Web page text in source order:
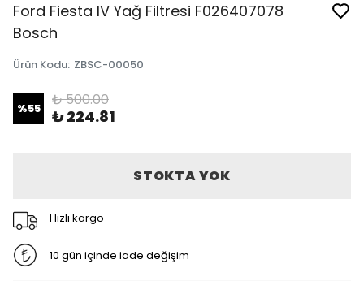
Ford Fiesta IV Yağ Filtresi F026407078
Bosch
Ürün Kodu: ZBSC-00050
%55 ₺ 500.00
₺ 224.81
STOKTA YOK
Hızlı kargo
10 gün içinde iade değişim